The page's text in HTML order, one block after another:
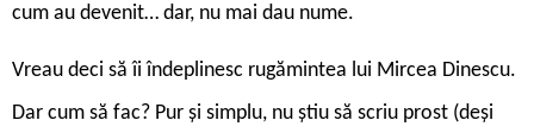
cum au devenit… dar, nu mai dau nume.
Vreau deci să îi îndeplinesc rugămintea lui Mircea Dinescu.
Dar cum să fac? Pur și simplu, nu știu să scriu prost (deși